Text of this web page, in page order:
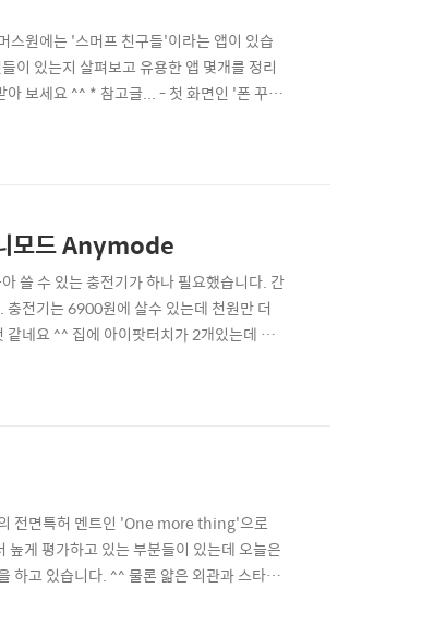
스원에는 '스머프 친구들'이라는 앱이 있습
이 있는지 살펴보고 유용한 앱 몇개를 정리
보세요 ^^ * 참고글... - 첫 화면인 '폰 꾸미
듣는 스머프송이군요... ^^) 일단 '스머프
모드 Anymode
쓸 수 있는 충전기가 하나 필요했습니다. 간
전기는 6900원에 살수 있는데 천원만 더
네요 ^^ 집에 아이팟터치가 2개있는데 같
네요... (1000원 인데...) 정품은 아닌 것 같
전면특허 멘트인 'One more thing'으로
게 평가하고 있는 부분들이 있는데 오늘은
하고 있습니다. ^^ 물론 얇은 외관과 스타일
노트북의 금기를 깨트렸다고 할 수 있는